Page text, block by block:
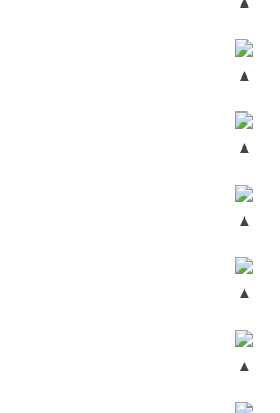
▲
▲
▲
▲
▲